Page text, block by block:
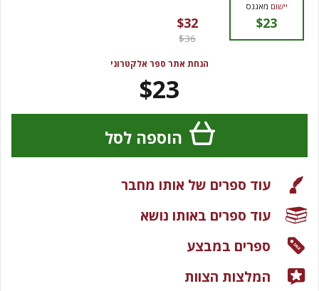
יישום מאגנס
$23
$32
$36
הנחת אתר ספר אלקטרוני
$23
הוספה לסל
עוד ספרים של אותו מחבר
עוד ספרים באותו נושא
ספרים במבצע
המלצות הצוות